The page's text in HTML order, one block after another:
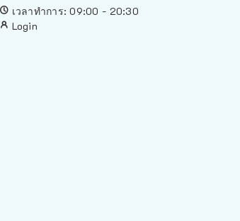
เวลาทำการ: 09:00 - 20:30
Login